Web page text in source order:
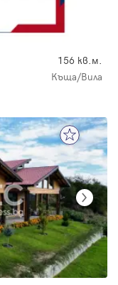
156 кв.м.
Къща/Вила